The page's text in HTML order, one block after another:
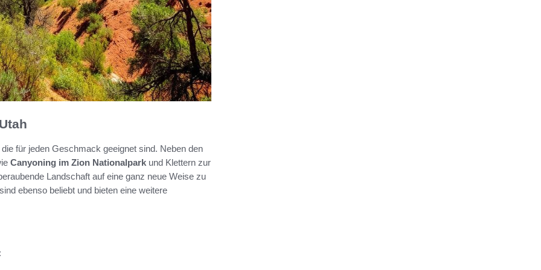
für jeden Geschmack geeignet sind. Neben den
Canyoning im Zion Nationalpark und Klettern zur
Landschaft auf eine ganz neue Weise zu
ebenso beliebt und bieten eine weitere